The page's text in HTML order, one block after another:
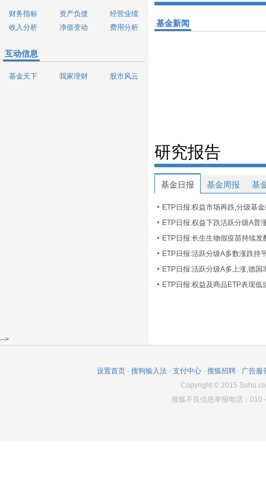
财务指标 资产负债
经营业绩
收入分析
净值变动 费用分析
互动信息
基金天下 我家理财 股市风云
基金新闻
研究报告
基金日报 基金周报 基
ETP日报:权益市场再跌,分级基
ETP日报:长生生物假疫苗持续发
ETP日报:活跃分级A多数涨跌持
ETP日报:活跃分级A多上涨,德国
-->
设置首页 - 搜狗输入法 - 支付中心 - 搜狐招聘 - 广告服
Copyright© 2015
搜狐不良信息举报电话：010